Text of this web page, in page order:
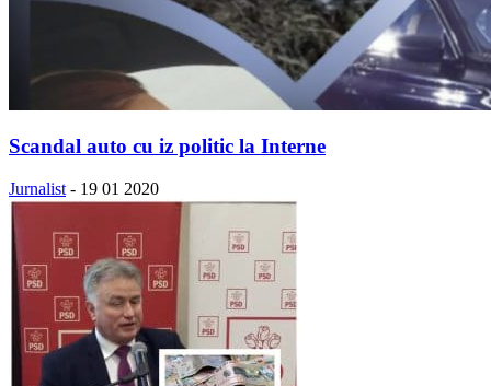
Scandal auto cu iz politic la Interne
Jurnalist - 19 01 2020